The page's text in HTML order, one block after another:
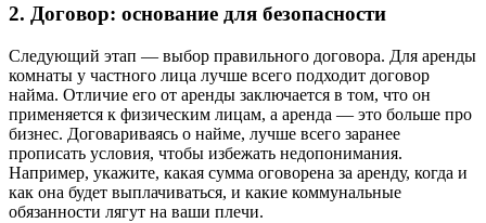
2. Договор: основание для безопасности
Следующий этап — выбор правильного договора. Для аренды
комнаты у частного лица лучше всего подходит договор
найма. Отличие его от аренды заключается в том, что он
применяется к физическим лицам, а аренда — это больше про
бизнес. Договариваясь о найме, лучше всего заранее
прописать условия, чтобы избежать недопонимания.
Например, укажите, какая сумма оговорена за аренду, когда и
как она будет выплачиваться, и какие коммунальные
обязанности лягут на ваши плечи.